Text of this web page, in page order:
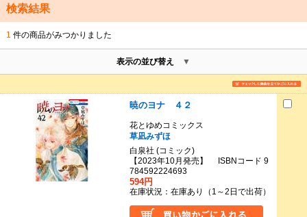
検索結果
1 件の商品がみつかりました
表示の並び替え
暁のヨナ ４２
花とゆめコミックス
草凪みずほ
白泉社 (コミック)
【2023年10月発売】 ISBNコード 9
784592224693
594円
在庫状況：在庫あり（1～2日で出荷）